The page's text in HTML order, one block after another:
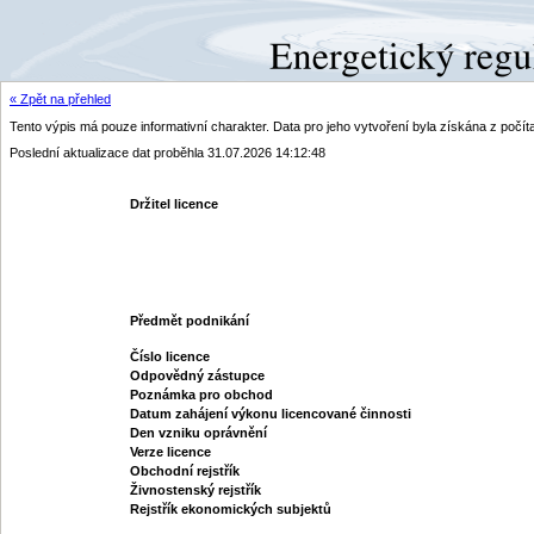
« Zpět na přehled
Tento výpis má pouze informativní charakter. Data pro jeho vytvoření byla získána z
Poslední aktualizace dat proběhla 31.07.2026 14:12:48
Držitel licence
Předmět podnikání
Číslo licence
Odpovědný zástupce
Poznámka pro obchod
Datum zahájení výkonu licencované činnosti
Den vzniku oprávnění
Verze licence
Obchodní rejstřík
Živnostenský rejstřík
Rejstřík ekonomických subjektů